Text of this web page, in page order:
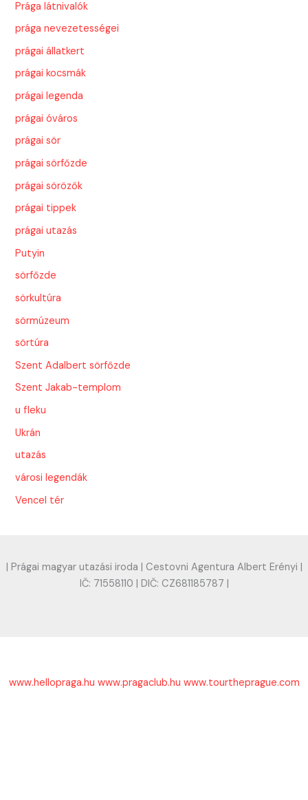
Prága látnivalók
prága nevezetességei
prágai állatkert
prágai kocsmák
prágai legenda
prágai óváros
prágai sör
prágai sörfőzde
prágai sörözők
prágai tippek
prágai utazás
Putyin
sörfőzde
sörkultúra
sörmúzeum
sörtúra
Szent Adalbert sörfőzde
Szent Jakab-templom
u fleku
Ukrán
utazás
városi legendák
Vencel tér
| Prágai magyar utazási iroda | Cestovni Agentura Albert Erényi |
IČ: 71558110 | DIČ: CZ681185787 |
www.hellopraga.hu www.pragaclub.hu www.tourtheprague.com